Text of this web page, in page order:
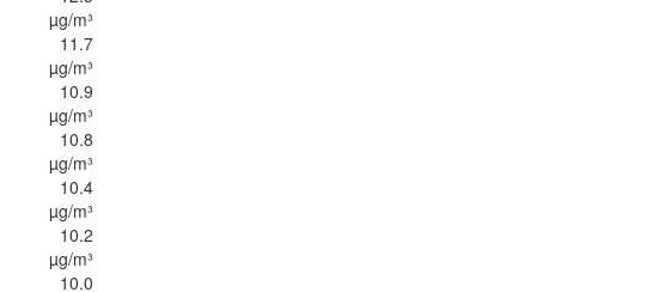
µg/m³
11.7
µg/m³
10.9
µg/m³
10.8
µg/m³
10.4
µg/m³
10.2
µg/m³
10.0